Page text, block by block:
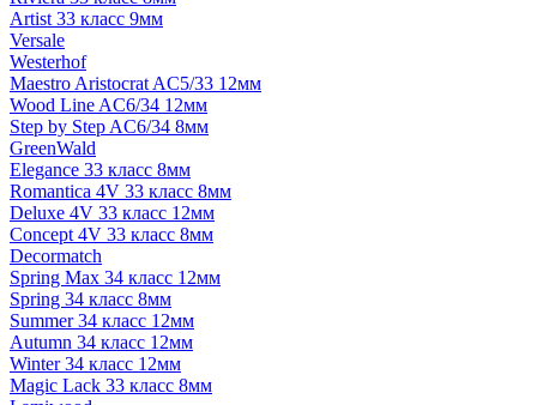
Artist 33 класс 9мм
Versale
Westerhof
Maestro Aristocrat AC5/33 12мм
Wood Line AC6/34 12мм
Step by Step AC6/34 8мм
GreenWald
Elegance 33 класс 8мм
Romantica 4V 33 класс 8мм
Deluxe 4V 33 класс 12мм
Concept 4V 33 класс 8мм
Decormatch
Spring Max 34 класс 12мм
Spring 34 класс 8мм
Summer 34 класс 12мм
Autumn 34 класс 12мм
Winter 34 класс 12мм
Magic Lack 33 класс 8мм